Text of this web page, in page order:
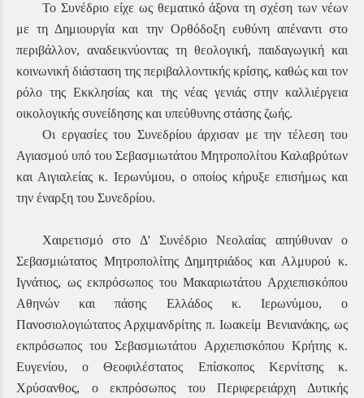
Το Συνέδριο είχε ως θεματικό άξονα τη σχέση των νέων
με τη Δημιουργία και την Ορθόδοξη ευθύνη απέναντι στο
περιβάλλον, αναδεικνύοντας τη θεολογική, παιδαγωγική και
κοινωνική διάσταση της περιβαλλοντικής κρίσης, καθώς και τον
ρόλο της Εκκλησίας και της νέας γενιάς στην καλλιέργεια
οικολογικής συνείδησης και υπεύθυνης στάσης ζωής.
Οι εργασίες του Συνεδρίου άρχισαν με την τέλεση του
Αγιασμού υπό του Σεβασμιωτάτου Μητροπολίτου Καλαβρύτων
και Αιγιαλείας κ. Ιερωνύμου, ο οποίος κήρυξε επισήμως και
την έναρξη του Συνεδρίου.
Χαιρετισμό στο Δ' Συνέδριο Νεολαίας απηύθυναν ο
Σεβασμιώτατος Μητροπολίτης Δημητριάδος και Αλμυρού κ.
Ιγνάτιος, ως εκπρόσωπος του Μακαριωτάτου Αρχιεπισκόπου
Αθηνών και πάσης Ελλάδος κ. Ιερωνύμου, ο
Πανοσιολογιώτατος Αρχιμανδρίτης π. Ιωακείμ Βενιανάκης, ως
εκπρόσωπος του Σεβασμιωτάτου Αρχιεπισκόπου Κρήτης κ.
Ευγενίου, ο Θεοφιλέστατος Επίσκοπος Κερνίτσης κ.
Χρύσανθος, ο εκπρόσωπος του Περιφερειάρχη Δυτικής